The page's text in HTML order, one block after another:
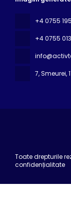
+4 0755
+4 0755
7, Smeurei,
Toate drepturile
confidențialitate